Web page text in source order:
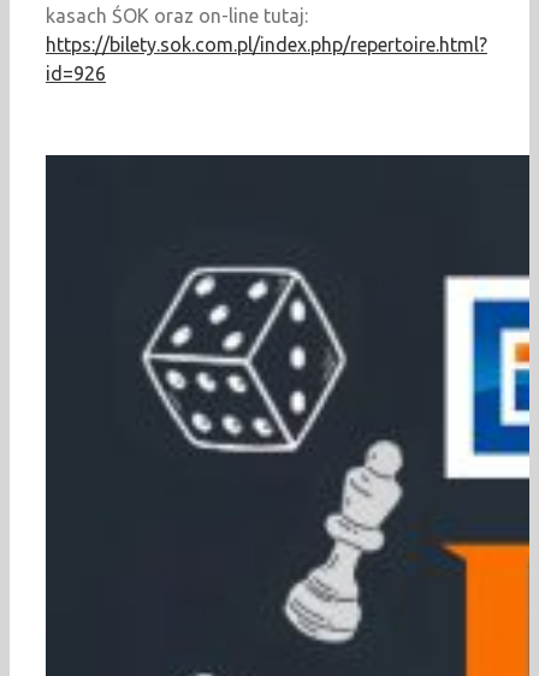
kasach ŚOK oraz on-line tutaj:
https://bilety.sok.com.pl/index.php/repertoire.html?
id=926